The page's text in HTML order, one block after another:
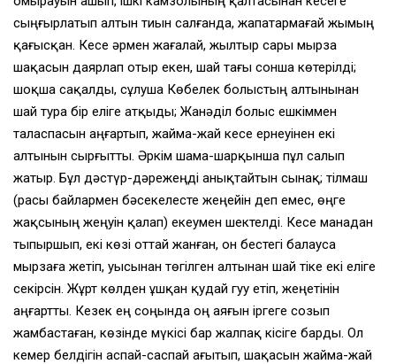
сыңғырлатып алтын тиын салғанда, жапатармағай жымың
қағысқан. Кесе әрмен жағалай, жылтыр сары мырза
шақасын даярлап отыр екен, шай тағы сонша көтерілді;
шоқша сақалды, сұлуша Көбелек болыстың алтынынан
шай тура бір еліге атқыды; Жанәділ болыс ешкіммен
таласпасын аңғартып, жайма-жай кесе ернеуінен екі
алтынын сырғытты. Әркім шама-шарқынша пұл салып
жатыр. Бұл дәстүр-дәрежеңді анықтайтын сынақ; тілмаш
(расы байлармен бәсекелесте жеңейін деп емес, өңге
жақсының жеңуін қалап) екеумен шектелді. Кесе манадан
тыпыршып, екі көзі оттай жанған, он бестегі балауса
мырзаға жетіп, уысынан төгілген алтынан шай тіке екі еліге
секірсін. Жұрт көлден ұшқан қудай гуу етіп, жеңетінін
аңғартты. Кезек ең соңында оң аяғын іргеге созып
жамбастаған, көзінде мүкісі бар жалпақ кісіге барды. Ол
кемер белдігін аспай-саспай ағытып, шақасын жайма-жай